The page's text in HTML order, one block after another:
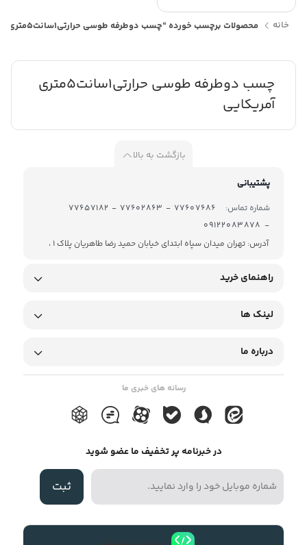
خانه محصولات برچسب خورده “چسب دوطرفه طوسی حرارتی1سانت5متری آمریکایی”
چسب دوطرفه طوسی حرارتی1سانت5متری
آمریکایی
بازگشت به بالا
پشتیبانی
شماره تماس:
- 09122083878
آدرس: تهران میدان سپاه ابتدای خیابان حمید رضا طاهریان پلاک 1 ،
راهنمای خرید
لینک ها
درباره ما
رسانه های خبری ما
در خبرنامه پر تخفیف ما عضو شوید
ثبت